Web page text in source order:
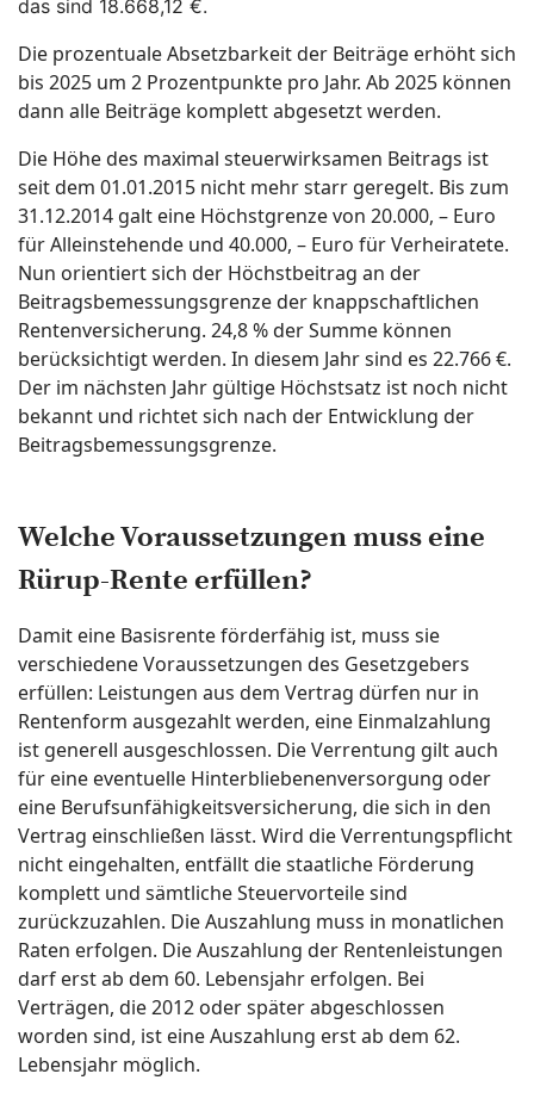
das sind 18.668,12 €.
Die prozentuale Absetzbarkeit der Beiträge erhöht sich
bis 2025 um 2 Prozentpunkte pro Jahr. Ab 2025 können
dann alle Beiträge komplett abgesetzt werden.
Die Höhe des maximal steuerwirksamen Beitrags ist
seit dem 01.01.2015 nicht mehr starr geregelt. Bis zum
31.12.2014 galt eine Höchstgrenze von 20.000, – Euro
für Alleinstehende und 40.000, – Euro für Verheiratete.
Nun orientiert sich der Höchstbeitrag an der
Beitragsbemessungsgrenze der knappschaftlichen
Rentenversicherung. 24,8 % der Summe können
berücksichtigt werden. In diesem Jahr sind es 22.766 €.
Der im nächsten Jahr gültige Höchstsatz ist noch nicht
bekannt und richtet sich nach der Entwicklung der
Beitragsbemessungsgrenze.
Welche Voraussetzungen muss eine
Rürup-Rente erfüllen?
Damit eine Basisrente förderfähig ist, muss sie
verschiedene Voraussetzungen des Gesetzgebers
erfüllen: Leistungen aus dem Vertrag dürfen nur in
Rentenform ausgezahlt werden, eine Einmalzahlung
ist generell ausgeschlossen. Die Verrentung gilt auch
für eine eventuelle Hinterbliebenenversorgung oder
eine Berufsunfähigkeitsversicherung, die sich in den
Vertrag einschließen lässt. Wird die Verrentungspflicht
nicht eingehalten, entfällt die staatliche Förderung
komplett und sämtliche Steuervorteile sind
zurückzuzahlen. Die Auszahlung muss in monatlichen
Raten erfolgen. Die Auszahlung der Rentenleistungen
darf erst ab dem 60. Lebensjahr erfolgen. Bei
Verträgen, die 2012 oder später abgeschlossen
worden sind, ist eine Auszahlung erst ab dem 62.
Lebensjahr möglich.